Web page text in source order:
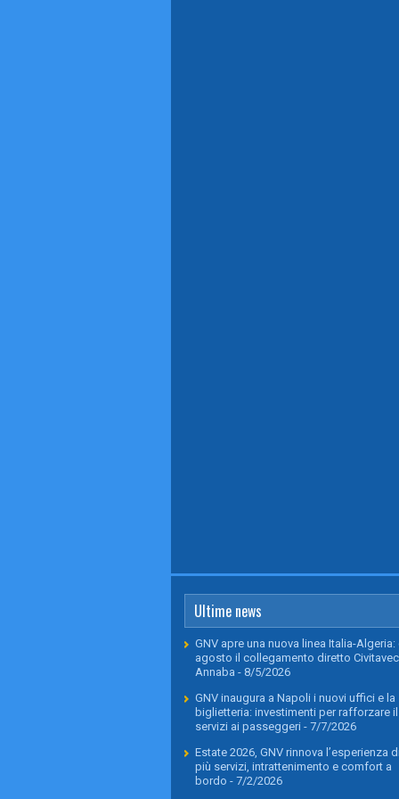
Ultime news
GNV apre una nuova linea Italia-Algeria:
agosto il collegamento diretto
Annaba - 8/5/2026
GNV inaugura a Napoli i nuovi uffici e la
biglietteria: investimenti per rafforzare
servizi ai passeggeri - 7/7/2026
Estate 2026, GNV rinnova l’esperienza
più servizi, intrattenimento e comfort a
bordo - 7/2/2026